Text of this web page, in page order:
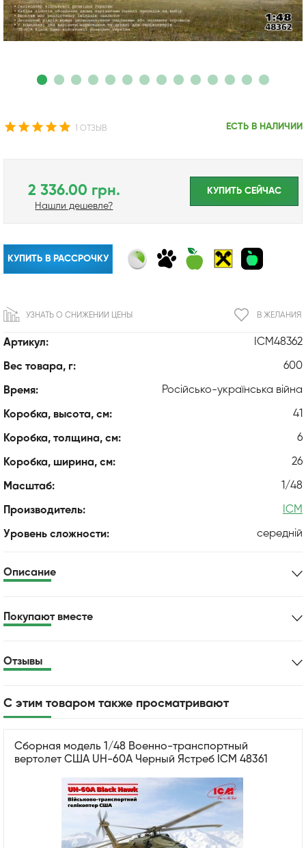
1 ОТЗЫВ ЕСТЬ В НАЛИЧИИ
Артикул: ICM48362
Вес товара, г: 600
Время: Російсько-українська війна
Коробка, высота, см: 41
Коробка, толщина, см: 6
Коробка, ширина, см: 26
Масштаб: 1/48
Производитель: ICM
Уровень сложности: середній
2 336.00 грн.
Нашли дешевле?
КУПИТЬ CЕЙЧАС
КУПИТЬ В РАССРОЧКУ
В ЖЕЛАНИЯ
УЗНАТЬ О СНИЖЕНИИ ЦЕНЫ
Описание
Покупают вместе
Отзывы
С этим товаром также просматривают
Сборная модель 1/48 Военно-транспортный
вертолет США UH-60A Черный Ястреб ICM 48361